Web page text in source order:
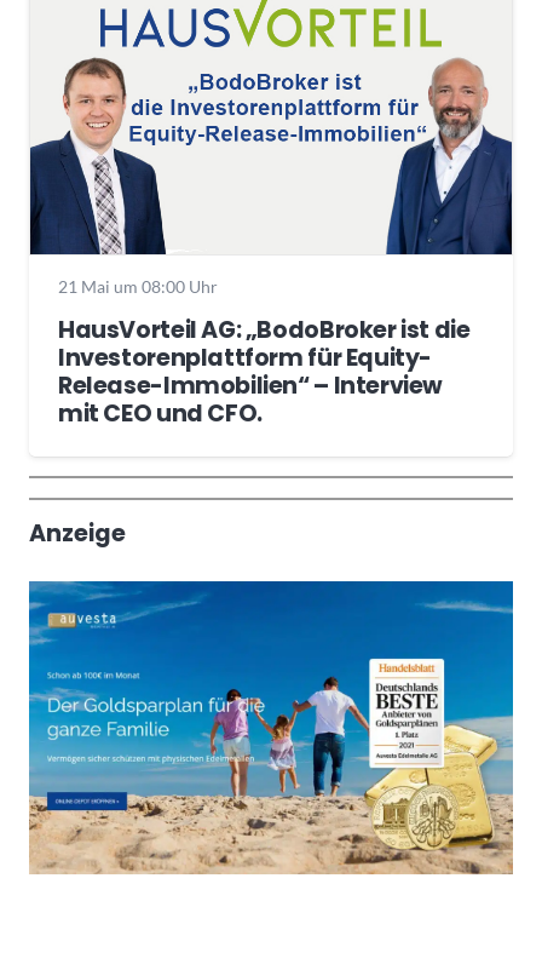
21 Mai um 08:00 Uhr
HausVorteil AG: „BodoBroker ist die
Investorenplattform für Equity-
Release-Immobilien“ – Interview
mit CEO und CFO.
Wochenrückblick
Trendthemen
Anzeige